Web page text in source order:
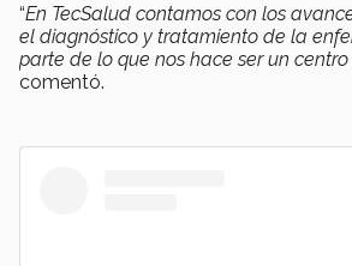
“En TecSalud contamos con los
el diagnóstico y tratamiento de la
parte de lo que nos hace ser un
comentó.